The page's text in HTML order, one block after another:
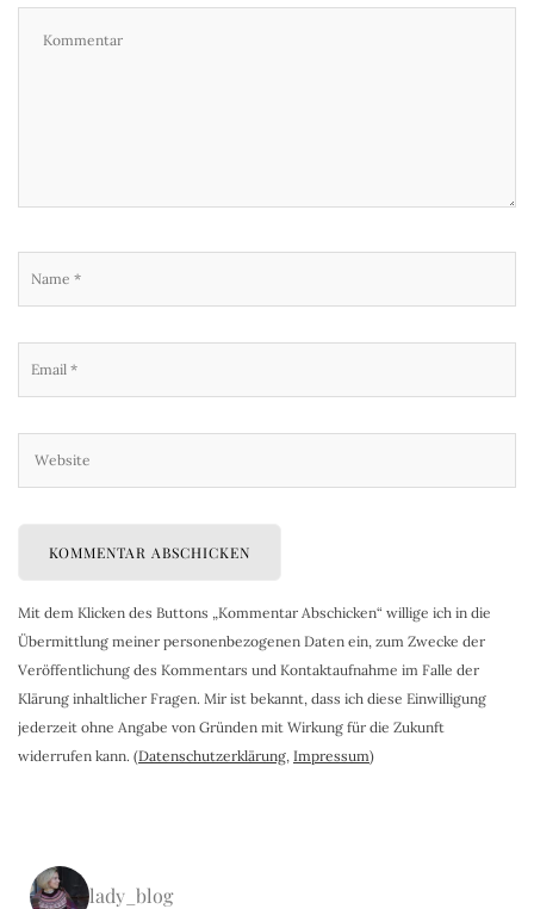
Mit dem Klicken des Buttons „Kommentar Abschicken“ willige ich in die
Übermittlung meiner personenbezogenen Daten ein, zum Zwecke der
Veröffentlichung des Kommentars und Kontaktaufnahme im Falle der
Klärung inhaltlicher Fragen. Mir ist bekannt, dass ich diese Einwilligung
jederzeit ohne Angabe von Gründen mit Wirkung für die Zukunft
widerrufen kann. (Datenschutzerklärung, Impressum)
lady_blog